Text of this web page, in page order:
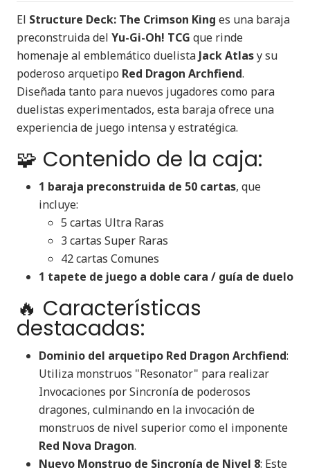
El Structure Deck: The Crimson King es una baraja
preconstruida del Yu-Gi-Oh! TCG que rinde
homenaje al emblemático duelista Jack Atlasy su
poderoso arquetipo Red Dragon Archfiend.
Diseñada tanto para nuevos jugadores como para
duelistas experimentados, esta baraja ofrece una
experiencia de juego intensa y estratégica.​
🧩 Contenido de la caja:
1 baraja preconstruida de 50 cartas, que
incluye:
5 cartas Ultra Raras
3 cartas Super Raras
42 cartas Comunes
1 tapete de juego a doble cara / guía de duelo
🔥 Características
destacadas:
Dominio del arquetipo Red Dragon Archfiend:
Utiliza monstruos "Resonator" para realizar
Invocaciones por Sincronía de poderosos
dragones, culminando en la invocación de
monstruos de nivel superior como el imponente
Red Nova Dragon.​
Nuevo Monstruo de Sincronía de Nivel 8: Este